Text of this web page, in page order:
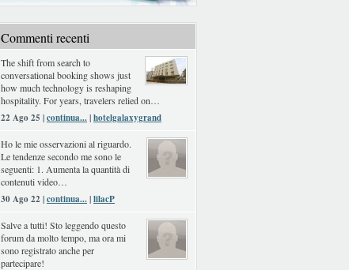
Commenti recenti
The shift from search to
conversational booking shows just
how much technology is reshaping
hospitality. For years, travelers relied on…
22 Ago 25 |continua...|hotelgalaxygrand
Ho le mie osservazioni al riguardo.
Le tendenze secondo me sono le
seguenti: 1. Aumenta la quantità di
contenuti video…
30 Ago 22 |continua...|lilacP
Salve a tutti! Sto leggendo questo
forum da molto tempo, ma ora mi
sono registrato anche per
partecipare!